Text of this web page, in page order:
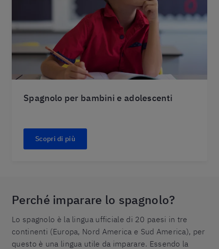
Spagnolo per bambini e adolescenti
Scopri di più
Perché imparare lo spagnolo?
Lo spagnolo è la lingua ufficiale di 20 paesi in tre
continenti (Europa, Nord America e Sud America), per
questo è una lingua utile da imparare. Essendo la